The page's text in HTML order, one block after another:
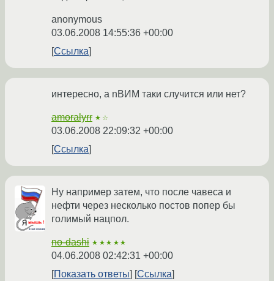
anonymous
03.06.2008 14:55:36 +00:00
Ссылка
интересно, а nВИМ таки случится или нет?
amoralyrr ★☆
03.06.2008 22:09:32 +00:00
Ссылка
Ну например затем, что после чавеса и
нефти через несколько постов попер бы
голимый нацпол.
no-dashi ★★★★★
04.06.2008 02:42:31 +00:00
Показать ответы
Ссылка